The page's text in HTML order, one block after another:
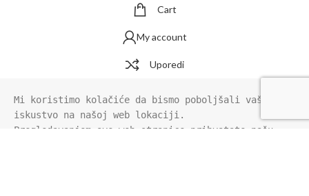
Cart
My account
Uporedi
Mi koristimo kolačiće da bismo poboljšali vaše
iskustvo na našoj web lokaciji.
Pregledavanjem ove web stranice prihvatate našu